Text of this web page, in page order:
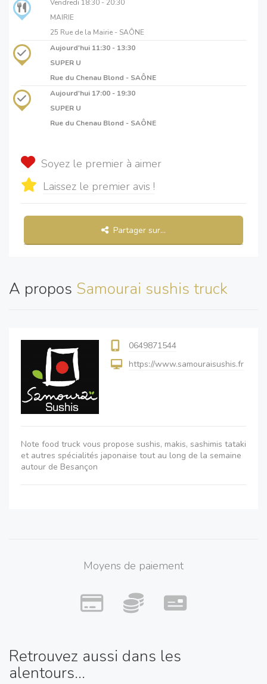
Vendredi 18:30 - 20:30
MAIRIE
25 Rue de la Mairie - SAÔNE
Aujourd'hui 11:30 - 13:30
SUPER U
Rue du Chenau Blond - SAÔNE
Aujourd'hui 17:00 - 19:30
SUPER U
Rue du Chenau Blond - SAÔNE
Soyez le premier à aimer
Laissez le premier avis !
Partager sur...
A propos Samourai sushis truck
0649871544
https://www.samouraisushis.fr
Note food truck vous propose sushis, makis, sashimis tataki
et autres spécialités japonaise tout au long de la semaine
autour de Besançon
Moyens de paiement
Retrouvez aussi dans les
alentours...